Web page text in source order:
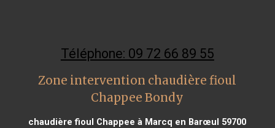
Téléphone: 09 72 66 89 55
Zone intervention chaudière fioul
Chappee Bondy
chaudière fioul Chappee à Marcq en Barœul 59700